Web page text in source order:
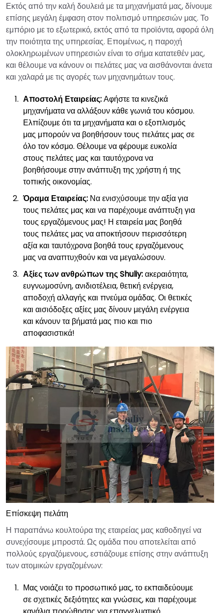
Εκτός από την καλή δουλειά με τα μηχανήματά μας, δίνουμε
επίσης μεγάλη έμφαση στον πολιτισμό υπηρεσιών μας. Το
εμπόριο με το εξωτερικό, εκτός από τα προϊόντα, αφορά όλη
την ποιότητα της υπηρεσίας. Επομένως, η παροχή
ολοκληρωμένων υπηρεσιών είναι το σήμα κατατεθέν μας,
και θέλουμε να κάνουν οι πελάτες μας να αισθάνονται άνετα
και χαλαρά με τις αγορές των μηχανημάτων τους.
Αποστολή Εταιρείας:Αφήστε τα κινεζικά
μηχανήματα να αλλάξουν κάθε γωνιά του κόσμου.
Ελπίζουμε ότι τα μηχανήματα και ο εξοπλισμός
μας μπορούν να βοηθήσουν τους πελάτες μας σε
όλο τον κόσμο. Θέλουμε να φέρουμε ευκολία
στους πελάτες μας και ταυτόχρονα να
βοηθήσουμε στην ανάπτυξη της χρήστη ή της
τοπικής οικονομίας.
Όραμα Εταιρείας: Να ενισχύσουμε την αξία για
τους πελάτες μας και να παρέχουμε ανάπτυξη για
τους εργαζόμενους μας! Η εταιρεία μας βοηθά
τους πελάτες μας να αποκτήσουν περισσότερη
αξία και ταυτόχρονα βοηθά τους εργαζόμενους
μας να αναπτυχθούν και να μεγαλώσουν.
Αξίες των ανθρώπων της Shuliy:ακεραιότητα,
ευγνωμοσύνη, ανιδιοτέλεια, θετική ενέργεια,
αποδοχή αλλαγής και πνεύμα ομάδας. Οι θετικές
και αισιόδοξες αξίες μας δίνουν μεγάλη ενέργεια
και κάνουν τα βήματά μας πιο και πιο
αποφασιστικά!
Επίσκεψη πελάτη
Η παραπάνω κουλτούρα της εταιρείας μας καθοδηγεί να
συνεχίσουμε μπροστά. Ως ομάδα που αποτελείται από
πολλούς εργαζόμενους, εστιάζουμε επίσης στην ανάπτυξη
των ατομικών εργαζομένων:
Μας νοιάζει το προσωπικό μας, το εκπαιδεύουμε
σε σχετικές δεξιότητες και γνώσεις, και παρέχουμε